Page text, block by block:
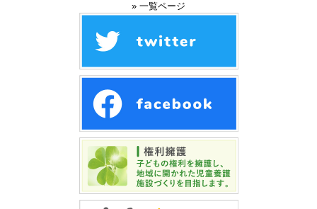
» 一覧ページ